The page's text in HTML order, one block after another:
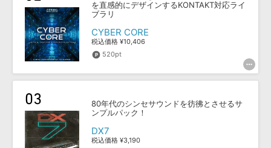
BGM »
APS セリフを音声分離
SLS
を直感的にデザインするKONTAKT対応ライ
ブラリ
CYBER CORE
税込価格 ¥10,406
520pt
80年代のシンセサウンドを彷彿とさせるサ
ンプルパック！
DX7
税込価格 ¥3,190